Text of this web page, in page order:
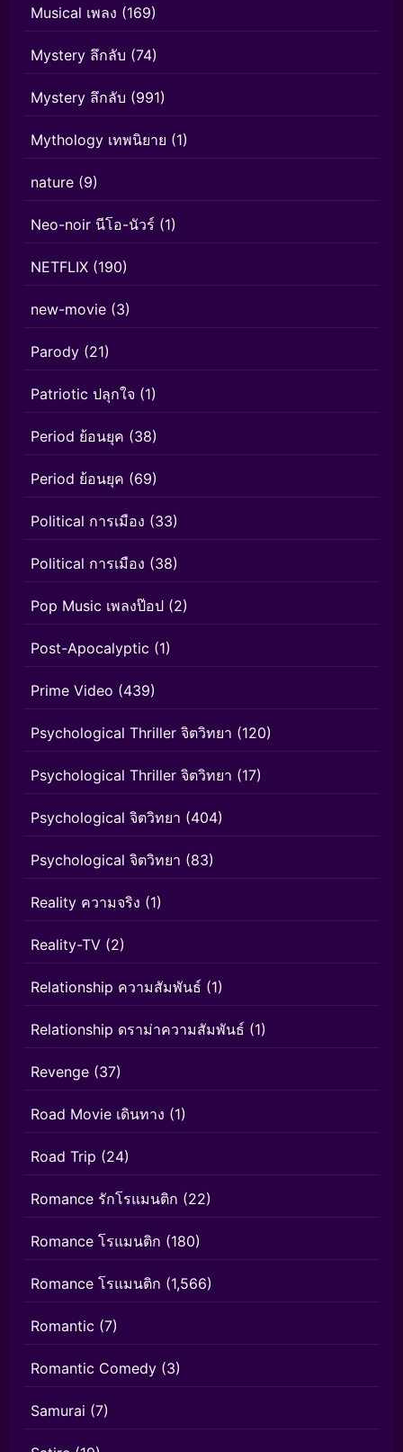
Musical เพลง (169)
Mystery ลึกลับ (74)
Mystery ลึกลับ (991)
Mythology เทพนิยาย (1)
nature (9)
Neo-noir นีโอ-นัวร์ (1)
NETFLIX (190)
new-movie (3)
Parody (21)
Patriotic ปลุกใจ (1)
Period ย้อนยุค (38)
Period ย้อนยุค (69)
Political การเมือง (33)
Political การเมือง (38)
Pop Music เพลงป๊อป (2)
Post-Apocalyptic (1)
Prime Video (439)
Psychological Thriller จิตวิทยา (120)
Psychological Thriller จิตวิทยา (17)
Psychological จิตวิทยา (404)
Psychological จิตวิทยา (83)
Reality ความจริง (1)
Reality-TV (2)
Relationship ความสัมพันธ์ (1)
Relationship ดราม่าความสัมพันธ์ (1)
Revenge (37)
Road Movie เดินทาง (1)
Road Trip (24)
Romance รักโรแมนติก (22)
Romance โรแมนติก (180)
Romance โรแมนติก (1,566)
Romantic (7)
Romantic Comedy (3)
Samurai (7)